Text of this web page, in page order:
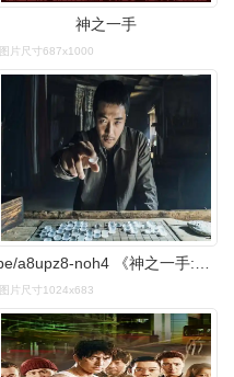
神之一手
图片尺寸687x1000
图片尺寸1024x683